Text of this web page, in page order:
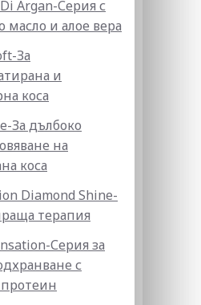
Argan-Серия с
масло и алое вера
За
и
коса
За дълбоко
на
коса
Diamond Shine-
терапия
Серия за
с